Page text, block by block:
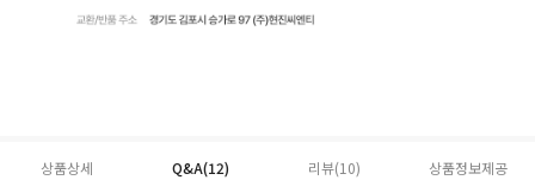
상품상세 Q&A(12) 리뷰(10) 상품정보제공